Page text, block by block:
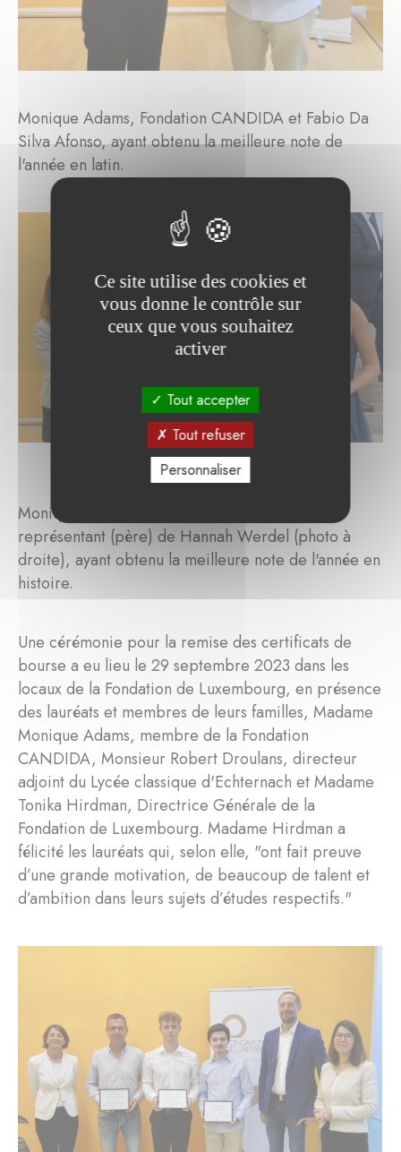
Monique Adams, Fondation CANDIDA et Fabio Da
Silva Afonso, ayant obtenu la meilleure note de
l'année en latin.
Monique Adams, Fondation CANDIDA et le
représentant (père) de Hannah Werdel (photo à
droite), ayant obtenu la meilleure note de l'année en
histoire.
Une cérémonie pour la remise des certificats de
bourse a eu lieu le 29 septembre 2023 dans les
locaux de la Fondation de Luxembourg, en présence
des lauréats et membres de leurs familles, Madame
Monique Adams, membre de la Fondation
CANDIDA, Monsieur Robert Droulans, directeur
adjoint du Lycée classique d'Echternach et Madame
Tonika Hirdman, Directrice Générale de la
Fondation de Luxembourg. Madame Hirdman a
félicité les lauréats qui, selon elle, "ont fait preuve
d’une grande motivation, de beaucoup de talent et
d’ambition dans leurs sujets d’études respectifs."
Ce site utilise des cookies et
vous donne le contrôle sur
ceux que vous souhaitez
activer
Tout accepter
Tout refuser
Personnaliser